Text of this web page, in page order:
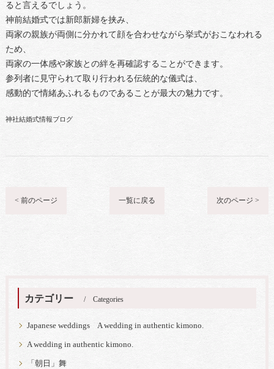
ると言えるでしょう。
神前結婚式では新郎新婦を挟み、
両家の親族が両側に分かれて顔を合わせながら挙式がおこなわれる
ため、
両家の一体感や家族との絆を再確認することができます。
参列者に見守られて取り行われる伝統的な儀式は、
感動的で情緒あふれるものであることが最大の魅力です。
神社結婚式情報ブログ
< 前のページ 一覧に戻る 次のページ >
カテゴリー Categories
Japanese weddings A wedding in authentic kimono.
A wedding in authentic kimono.
「朝日」舞